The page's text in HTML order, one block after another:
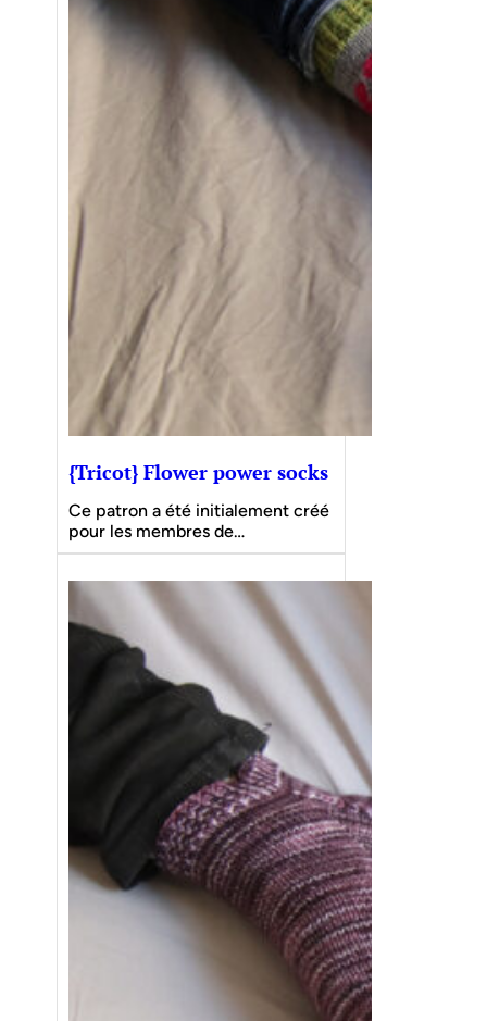
{Tricot} Flower power socks
Ce patron a été initialement créé
pour les membres de…